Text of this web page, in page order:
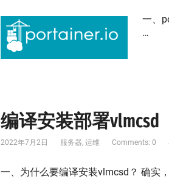
一、
…
编译安装部署vlmcsd
2022年7月2日 服务器, 运维 Comments: 0
一、为什么要编译安装vlmcsd？ 确实